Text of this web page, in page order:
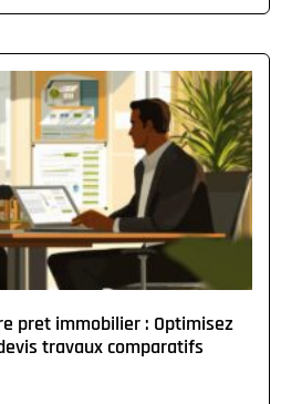
pret immobilier : Optimisez
travaux comparatifs